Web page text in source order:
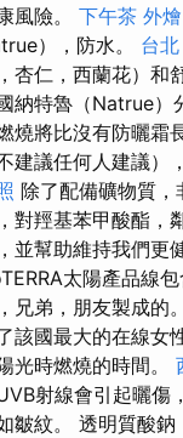
風險。 下午茶 外燴
），防水。 台
杏仁，西蘭花）和
納特魯（Natrue）
燒將比沒有防曬霜
不建議任何人建議
除了配備礦物質，
對羥基苯甲酸酯，
並幫助維持我們更
太陽產品線
兄弟，朋友製成的。
該國最大的在線女
光時燃燒的時間。
射線會引起曬傷
皺紋。 透明質酸